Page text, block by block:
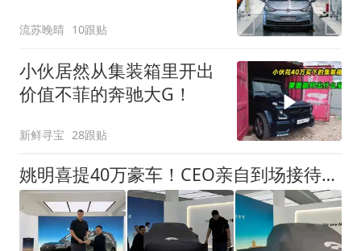
流苏晚晴 10跟贴
小伙居然从集装箱里开出
价值不菲的奔驰大G！
新鲜寻宝 28跟贴
姚明喜提40万豪车！CEO亲自到场接待，细节打破赠车传闻